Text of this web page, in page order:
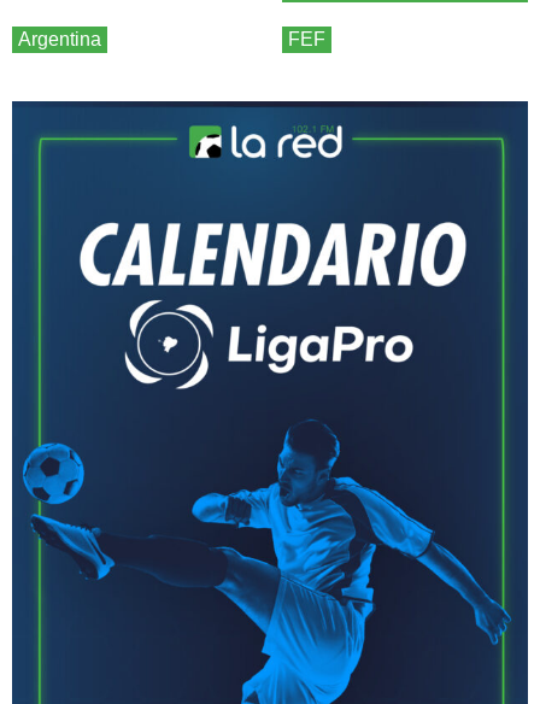
Argentina FEF